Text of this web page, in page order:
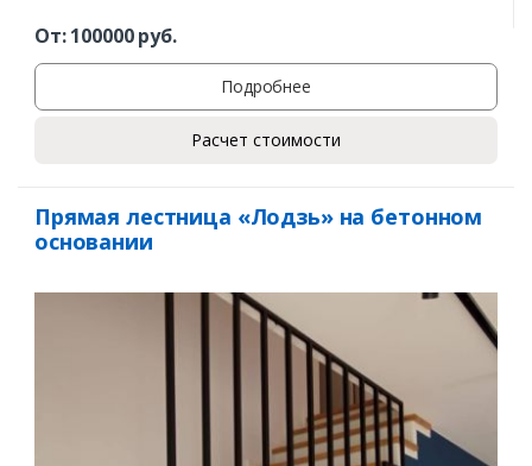
От:100000руб.
Подробнее
Расчет стоимости
Прямая лестница «Лодзь» на бетонном
основании